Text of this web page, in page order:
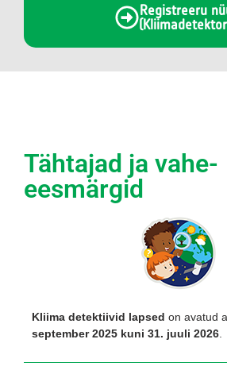
Registreeru
Tähtajad ja vahe-
eesmärgid
Kliima detektiivid lapsed on avatud
september 2025 kuni 31. juuli 2026.